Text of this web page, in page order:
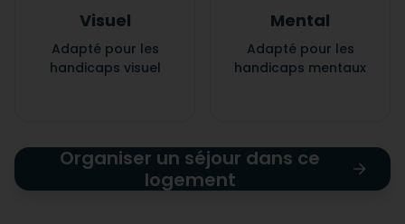
Visuel
Adapté pour les
handicaps visuel
Mental
Adapté pour les
handicaps mentaux
Organiser un séjour dans ce
logement